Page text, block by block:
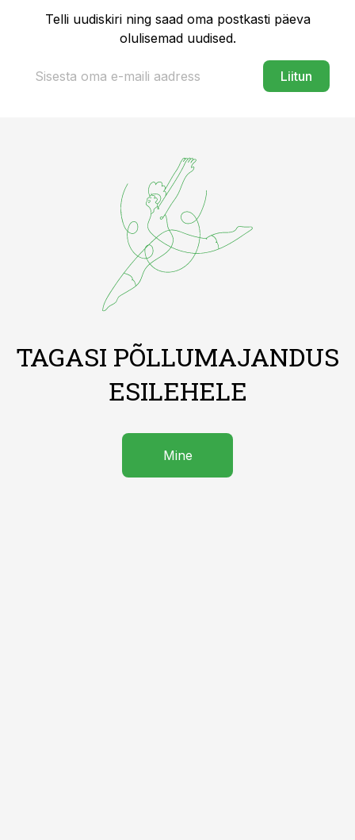
Telli uudiskiri ning saad oma postkasti päeva
olulisemad uudised.
Liitun
TAGASI PÕLLUMAJANDUS
ESILEHELE
Mine